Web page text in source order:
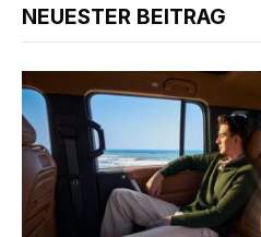
NEUESTER BEITRAG